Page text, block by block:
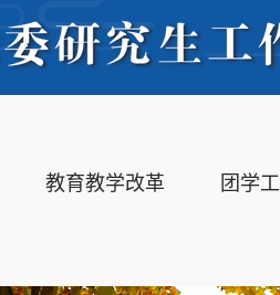
教育教学改革 团学